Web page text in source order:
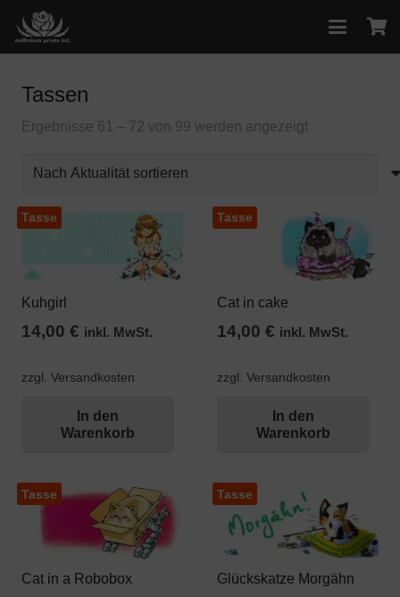
Tassen
Ergebnisse 61 – 72 von 99 werden angezeigtNach
Tasse
Kuhgirl
14,00 € inkl. MwSt.
zzgl. Versandkosten
In den
Warenkorb
Tasse
Cat in cake
14,00€ inkl. MwSt.
zzgl. Versandkosten
In den
Warenkorb
Tasse
Cat in a Robobox
Tasse
Glückskatze Morgähn